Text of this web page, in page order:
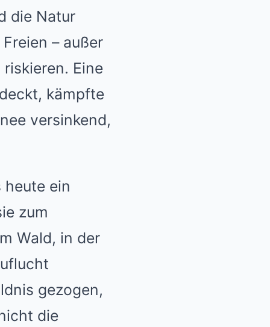
die Natur
– außer
Eine
kämpfte
versinkend,
ein
zum
Wald, in der
gezogen,
die